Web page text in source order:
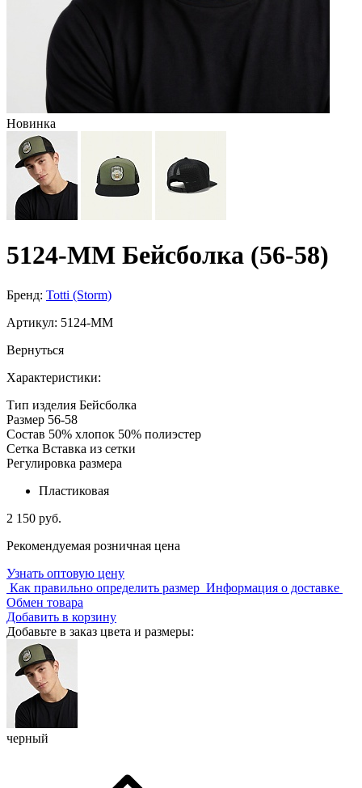
Новинка
5124-MM Бейсболка (56-58)
Бренд: Totti (Storm)
Артикул: 5124-MM
Вернуться
Характеристики:
Тип изделия Бейсболка
Размер 56-58
Состав 50% хлопок 50% полиэстер
Сетка Вставка из сетки
Регулировка размера
Пластиковая
2 150 руб.
Рекомендуемая розничная цена
Узнать оптовую цену
Как правильно определить размер Информация о доставке
Обмен товара
Добавить в корзину
Добавьте в заказ цвета и размеры:
черный